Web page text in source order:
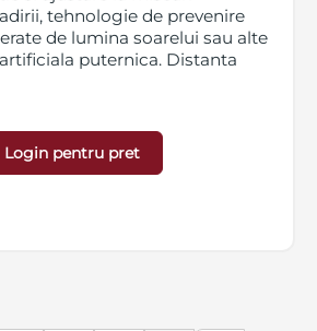
tehnologie de prevenire
de lumina soarelui sau alte
puternica. Distanta
Login pentru pret